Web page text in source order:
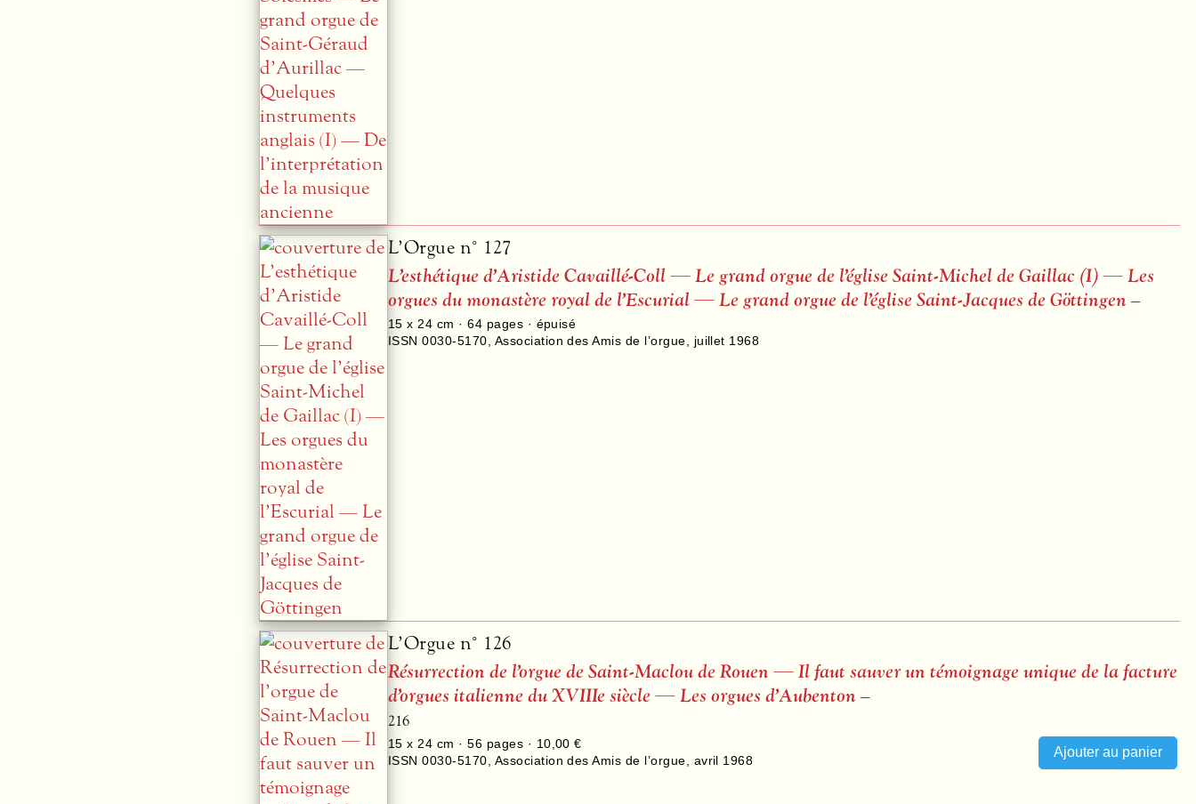
L’Orgue n° 127
L’esthétique d’Aristide Cavaillé-Coll — Le grand orgue de l’église Saint-Michel de Gaillac (I) — Les
orgues du monastère royal de l’Escurial — Le grand orgue de l’église Saint-Jacques de Göttingen –
15 x 24 cm ·64 pages · épuisé
ISSN 0030-5170 Association des Amis de l’orgue juillet 1968
L’Orgue n° 126
Résurrection de l’orgue de Saint-Maclou de Rouen — Il faut sauver un témoignage unique de la facture
d’orgues italienne du XVIIIe siècle — Les orgues d’Aubenton –
216
15 x 24 cm ·56 pages · 10,00 €
ISSN 0030-5170 Association des Amis de l’orgue avril 1968